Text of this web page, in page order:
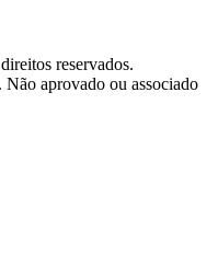
reservados.
aprovado ou associado